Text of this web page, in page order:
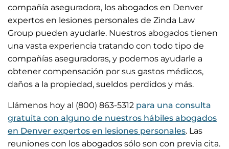
compañía aseguradora, los abogados en Denver
expertos en lesiones personales de Zinda Law
Group pueden ayudarle. Nuestros abogados tienen
una vasta experiencia tratando con todo tipo de
compañías aseguradoras, y podemos ayudarle a
obtener compensación por sus gastos médicos,
daños a la propiedad, sueldos perdidos y más.
Llámenos hoy al (800) 863-5312 para una consulta
gratuita con alguno de nuestros hábiles abogados
en Denver expertos en lesiones personales. Las
reuniones con los abogados sólo son con previa cita.